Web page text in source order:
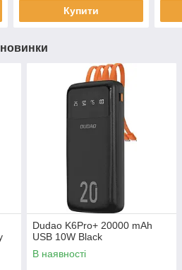
Купити
новинки
Dudao K6Pro+ 20000 mAh
USB 10W Black
В наявності